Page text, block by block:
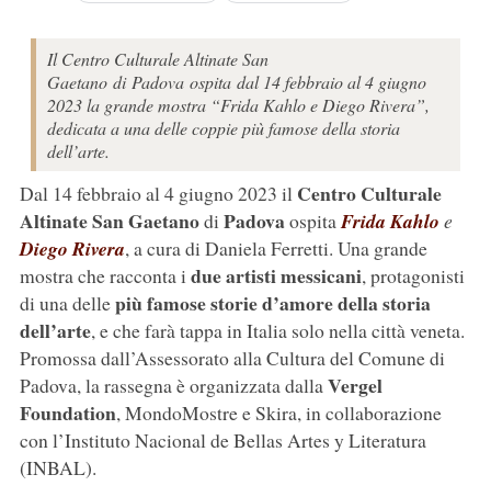
Il Centro Culturale Altinate San
Gaetano di Padova ospita dal 14 febbraio al 4 giugno
2023 la grande mostra “Frida Kahlo e Diego Rivera”,
dedicata a una delle coppie più famose della storia
dell’arte.
Dal 14 febbraio al 4 giugno 2023 il Centro Culturale
Altinate San Gaetanodi PadovaospitaFrida Kahlo e
Diego Rivera, a cura di Daniela Ferretti. Una grande
mostra che racconta i due artisti messicani, protagonisti
di una dellepiù famose storie d’amore della storia
dell’arte, e che farà tappa in Italia solo nella città veneta.
Promossa dall’Assessorato alla Cultura del Comune di
Padova, la rassegna è organizzata dallaVergel
Foundation, MondoMostre e Skira, in collaborazione
con l’Instituto Nacional de Bellas Artes y Literatura
(INBAL).